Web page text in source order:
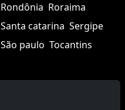
Rondônia Roraima
Santa catarina Sergipe
São paulo Tocantins